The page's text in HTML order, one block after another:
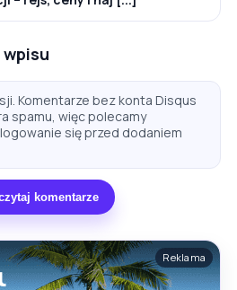
Komentarze bez konta Disqus
spamu, więc polecamy
się przed dodaniem
komentarze
Reklama